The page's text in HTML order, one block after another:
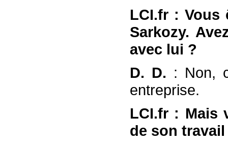
LCI.fr : Vous
Sarkozy.
avec lui ?
D. D. : Non,
entreprise.
LCI.fr : Mais
de son